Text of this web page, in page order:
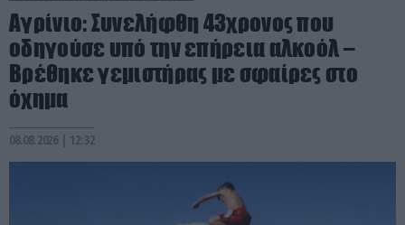
Αγρίνιο: Συνελήφθη 43χρονος που
οδηγούσε υπό την επήρεια αλκοόλ –
Βρέθηκε γεμιστήρας με σφαίρες στο
όχημα
08.08.2026 | 12:32